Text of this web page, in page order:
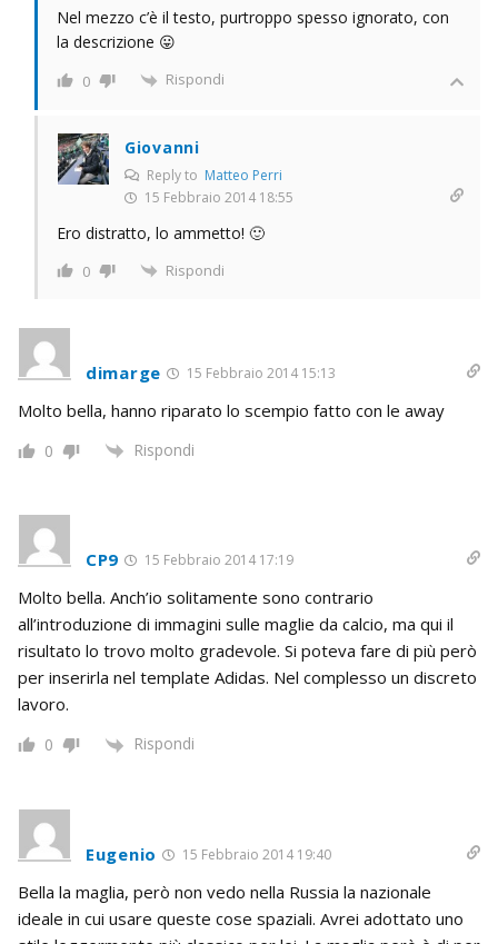
Nel mezzo c’è il testo, purtroppo spesso ignorato, con
la descrizione 😛
0 Rispondi
Giovanni
Reply to Matteo Perri
15 Febbraio 2014 18:55
Ero distratto, lo ammetto! 🙂
0 Rispondi
dimarge 15 Febbraio 2014 15:13
Molto bella, hanno riparato lo scempio fatto con le away
0 Rispondi
CP9 15 Febbraio 2014 17:19
Molto bella. Anch’io solitamente sono contrario
all’introduzione di immagini sulle maglie da calcio, ma qui il
risultato lo trovo molto gradevole. Si poteva fare di più però
per inserirla nel template Adidas. Nel complesso un discreto
lavoro.
0 Rispondi
Eugenio 15 Febbraio 2014 19:40
Bella la maglia, però non vedo nella Russia la nazionale
ideale in cui usare queste cose spaziali. Avrei adottato uno